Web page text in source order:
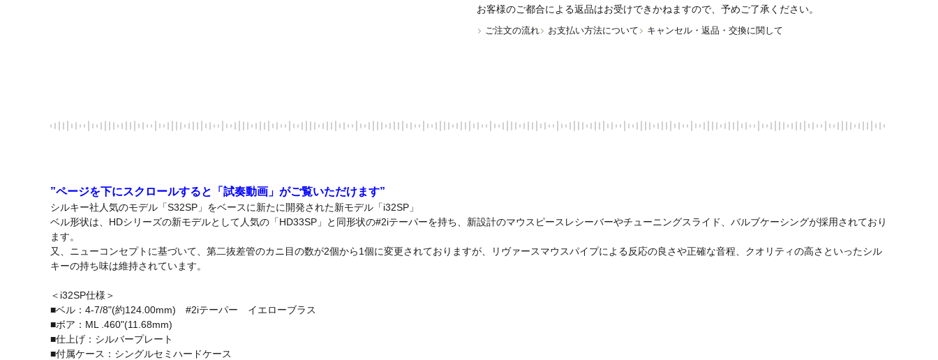
お客様のご都合による返品はお受けできかねますので、予めご了承ください。
ご注文の流れ お支払い方法について キャンセル・返品・交換に関して
”ページを下にスクロールすると「試奏動画」がご覧いただけます”
シルキー社人気のモデル「S32SP」をベースに新たに開発された新モデル「i32SP」
ベル形状は、HDシリーズの新モデルとして人気の「HD33SP」と同形状の#2iテーパーを持ち、新設計のマウスピースレシーバーやチューニングスライド、バルブケーシングが採用されており
ます。
又、ニューコンセプトに基づいて、第二抜差管のカニ目の数が2個から1個に変更されておりますが、リヴァースマウスパイプによる反応の良さや正確な音程、クオリティの高さといったシル
キーの持ち味は維持されています。
＜i32SP仕様＞
■ベル：4-7/8"(約124.00mm)　#2iテーパー　イエローブラス
■ボア：ML .460"(11.68mm)
■仕上げ：シルバープレート
■付属ケース：シングルセミハードケース